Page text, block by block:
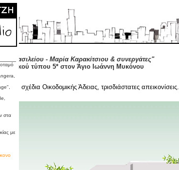
στα
με
Βασιλείου - Μαρία Καρακίτσιου & συνεργάτες"
τύπου 5* στον Άγιο Ιωάννη Μυκόνου
σχέδια Οικοδομικής Άδειας, τρισδιάστατες απεικονίσεις.